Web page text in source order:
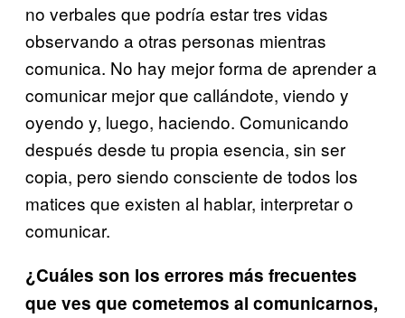
no verbales que podría estar tres vidas
observando a otras personas mientras
comunica. No hay mejor forma de aprender a
comunicar mejor que callándote, viendo y
oyendo y, luego, haciendo. Comunicando
después desde tu propia esencia, sin ser
copia, pero siendo consciente de todos los
matices que existen al hablar, interpretar o
comunicar.
¿Cuáles son los errores más frecuentes
que ves que cometemos al comunicarnos,